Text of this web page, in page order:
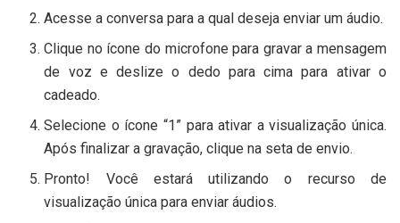
Acesse a conversa para a qual deseja enviar um áudio.
Clique no ícone do microfone para gravar a mensagem
de voz e deslize o dedo para cima para ativar o
cadeado.
Selecione o ícone “1” para ativar a visualização única.
Após finalizar a gravação, clique na seta de envio.
Pronto! Você estará utilizando o recurso de
visualização única para enviar áudios.